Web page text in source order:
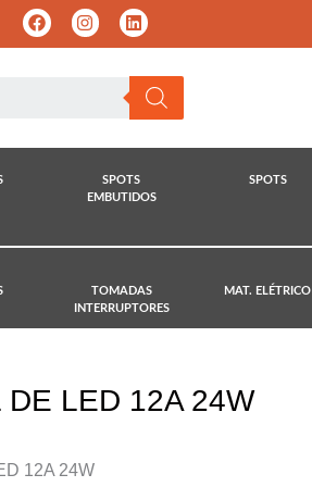
SPOTS
EMBUTIDOS
SPOTS
TOMADAS
INTERRUPTORES
MAT. ELÉTRICO
LED 12A 24W
12A 24W